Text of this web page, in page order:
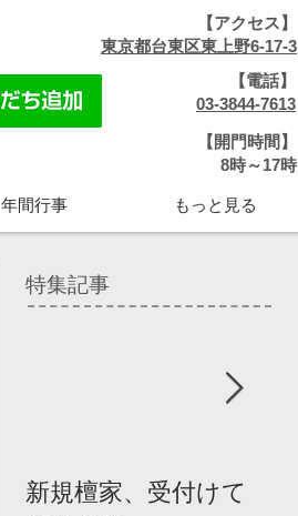
【アクセス】
東京都台東区東上野6-17-3
【電話】
03-3844-7613
【開門時間】
​8時～17時
年間行事 もっと見る
特集記事
新規檀家、受付けて